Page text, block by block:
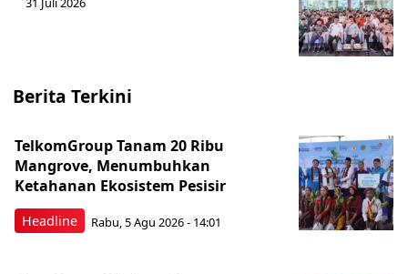
Berita Terkini
Headline
TelkomGroup Tanam 20 Ribu
Mangrove, Menumbuhkan
Ketahanan Ekosistem Pesisir
Rabu, 5 Agu 2026 - 14:01